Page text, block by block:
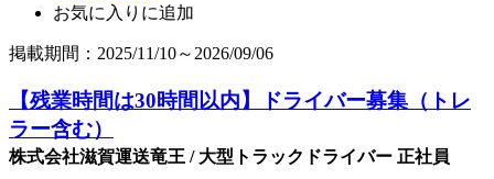
お気に入りに追加
掲載期間：2025/11/10～2026/09/06
【残業時間は30時間以内】ドライバー募集（トレ
ラー含む）
株式会社滋賀運送竜王 / 大型トラックドライバー 正社員